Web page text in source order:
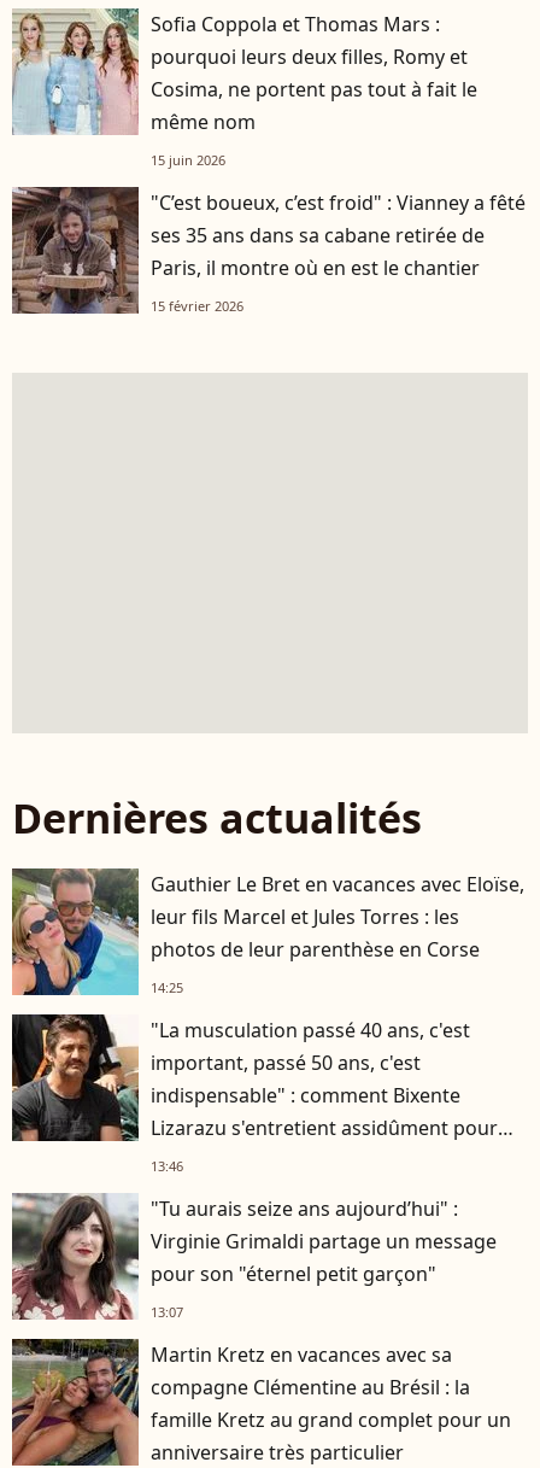
Sofia Coppola et Thomas Mars :
pourquoi leurs deux filles, Romy et
Cosima, ne portent pas tout à fait le
même nom
15 juin 2026
"C’est boueux, c’est froid" : Vianney a fêté
ses 35 ans dans sa cabane retirée de
Paris, il montre où en est le chantier
15 février 2026
Dernières actualités
Gauthier Le Bret en vacances avec Eloïse,
leur fils Marcel et Jules Torres : les
photos de leur parenthèse en Corse
14:25
"La musculation passé 40 ans, c'est
important, passé 50 ans, c'est
indispensable" : comment Bixente
Lizarazu s'entretient assidûment pour
rester musclé à 56 ans ?
13:46
"Tu aurais seize ans aujourd’hui" :
Virginie Grimaldi partage un message
pour son "éternel petit garçon"
13:07
Martin Kretz en vacances avec sa
compagne Clémentine au Brésil : la
famille Kretz au grand complet pour un
anniversaire très particulier